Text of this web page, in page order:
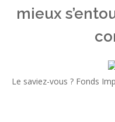
mieux
Le saviez-vous ? Fonds